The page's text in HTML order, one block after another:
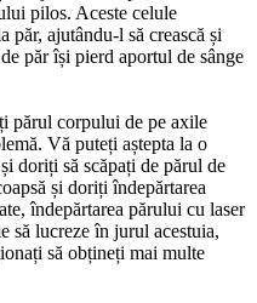
pilos. Aceste celule
păr, ajutându-l să crească și
păr își pierd aportul de sânge
părul corpului de pe axile
Vă puteți aștepta la o
doriți să scăpați de părul de
și doriți îndepărtarea
îndepărtarea părului cu laser
să lucreze în jurul acestuia,
să obțineți mai multe